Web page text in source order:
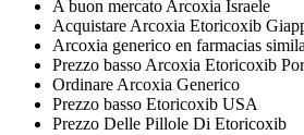
A buon mercato Arcoxia Israele
Acquistare Arcoxia Etoricoxib
Arcoxia generico en farmacias
Prezzo basso Arcoxia Etoricoxib
Ordinare Arcoxia Generico
Prezzo basso Etoricoxib USA
Prezzo Delle Pillole Di Etoricoxib